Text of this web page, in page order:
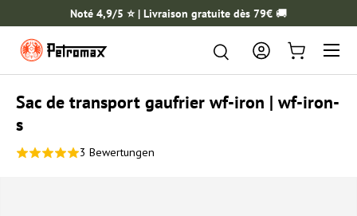
ALLER AU CONTENU
Noté 4,9/5 ⭐️ | Livraison gratuite dès 79€ 🚚
Rechercher
RechercherSe connecter
Panier
Menu
Sac de transport gaufrier wf-iron | wf-iron-
s
3 Bewertungen